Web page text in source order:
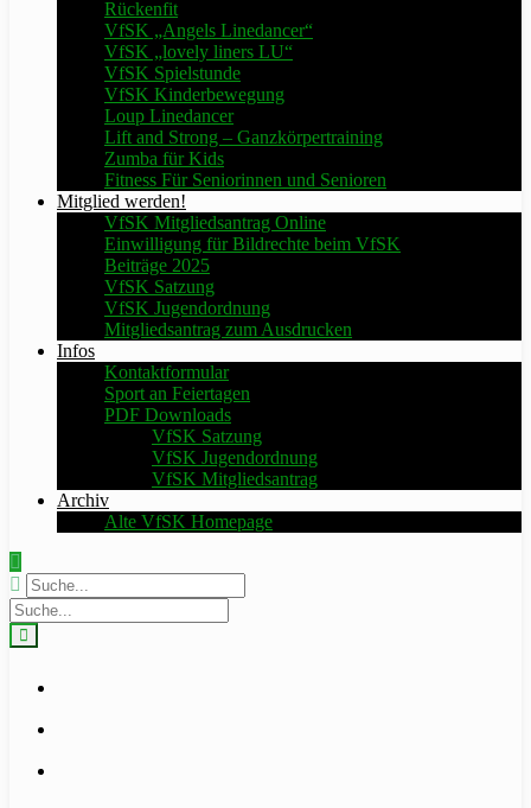
Rückenfit
VfSK „Angels Linedancer“
VfSK „lovely liners LU“
VfSK Spielstunde
VfSK Kinderbewegung
Loup Linedancer
Lift and Strong – Ganzkörpertraining
Zumba für Kids
Fitness Für Seniorinnen und Senioren
Mitglied werden!
VfSK Mitgliedsantrag Online
Einwilligung für Bildrechte beim VfSK
Beiträge 2025
VfSK Satzung
VfSK Jugendordnung
Mitgliedsantrag zum Ausdrucken
Infos
Kontaktformular
Sport an Feiertagen
PDF Downloads
VfSK Satzung
VfSK Jugendordnung
VfSK Mitgliedsantrag
Archiv
Alte VfSK Homepage